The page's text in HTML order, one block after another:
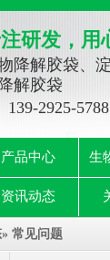
研发，用
降解胶袋、
解胶袋
139-2925-5788
产品中心 生
资讯动态
» 常见问题